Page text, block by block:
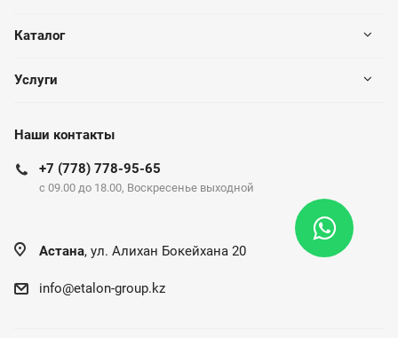
Каталог
Услуги
Наши контакты
+7 (778) 778-95-65
c 09.00 до 18.00, Воскресенье выходной
Астана, ул. Алихан Бокейхана 20
info@etalon-group.kz